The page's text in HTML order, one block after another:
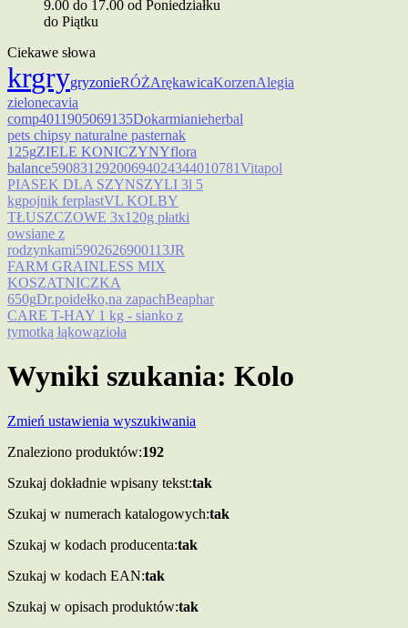
9.00 do 17.00 od Poniedziałku
do Piątku
Ciekawe słowa
krgrygryzonieRÓŻArękawicaKorzenAlegia
zielonecavia
comp4011905069135Dokarmianieherbal
pets chipsy naturalne pasternak
125gZIELE KONICZYNYflora
balance59083129200694024344010781Vitapol
PIASEK DLA SZYNSZYLI 3l 5
kgpojnik ferplastVL KOLBY
TŁUSZCZOWE 3x120g płatki
owsiane z
rodzynkami5902626900113JR
FARM GRAINLESS MIX
KOSZATNICZKA
650gDr.poidełko,na zapachBeaphar
CARE T-HAY 1 kg - sianko z
tymotką łąkowązioła
Wyniki szukania: Kolo
Zmień ustawienia wyszukiwania
Znaleziono produktów:192
Szukaj dokładnie wpisany tekst:tak
Szukaj w numerach katalogowych:tak
Szukaj w kodach producenta:tak
Szukaj w kodach EAN:tak
Szukaj w opisach produktów:tak